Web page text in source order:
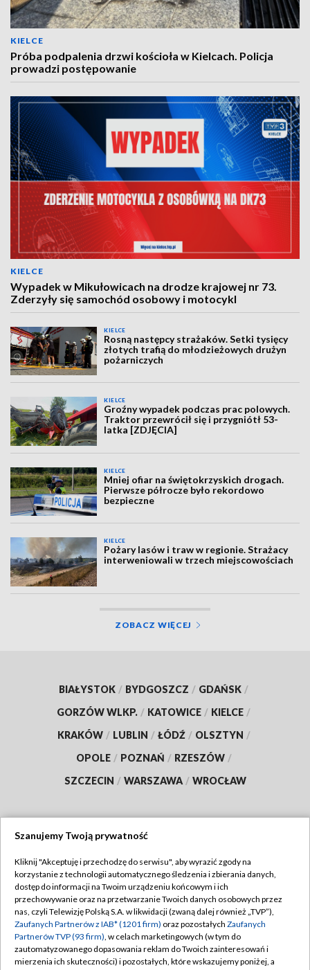
KIELCE
Próba podpalenia drzwi kościoła w Kielcach. Policja
prowadzi postępowanie
KIELCE
Wypadek w Mikułowicach na drodze krajowej nr 73.
Zderzyły się samochód osobowy i motocykl
KIELCE
Rosną następcy strażaków. Setki tysięcy
złotych trafią do młodzieżowych drużyn
pożarniczych
KIELCE
Groźny wypadek podczas prac polowych.
Traktor przewrócił się i przygniótł 53-
latka [ZDJĘCIA]
KIELCE
Mniej ofiar na świętokrzyskich drogach.
Pierwsze półrocze było rekordowo
bezpieczne
KIELCE
Pożary lasów i traw w regionie. Strażacy
interweniowali w trzech miejscowościach
ZOBACZ WIĘCEJ
BIAŁYSTOK / BYDGOSZCZ / GDAŃSK /
GORZÓW WLKP. / KATOWICE / KIELCE /
KRAKÓW / LUBLIN / ŁÓDŹ / OLSZTYN /
OPOLE / POZNAŃ / RZESZÓW /
SZCZECIN / WARSZAWA / WROCŁAW
TVP
Abonament TVP
Emisja w TVP
Centrum informacji TVP
Naziemna Telewizja Cyfrowa
Regulamin TVP
Polityka prywatności
Moje zgody
Szanujemy Twoją prywatność
Kliknij "Akceptuję i przechodzę do serwisu", aby wyrazić zgody na
korzystanie z technologii automatycznego śledzenia i zbierania danych,
dostęp do informacji na Twoim urządzeniu końcowym i ich
przechowywanie oraz na przetwarzanie Twoich danych osobowych przez
nas, czyli Telewizję Polską S.A. w likwidacji (zwaną dalej również „TVP”),
Zaufanych Partnerów z IAB* (1201 firm) oraz pozostałych Zaufanych
Partnerów TVP (93 firm), w celach marketingowych (w tym do
zautomatyzowanego dopasowania reklam do Twoich zainteresowań i
mierzenia ich skuteczności) i pozostałych, które wskazujemy poniżej, a